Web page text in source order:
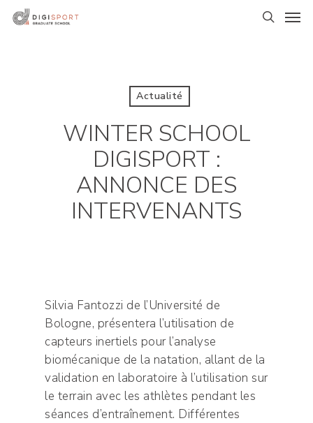
Skip
Actualité
WINTER SCHOOL
DIGISPORT :
ANNONCE DES
INTERVENANTS
Silvia Fantozzi de l’Université de
Bologne, présentera l’utilisation de
capteurs inertiels pour l’analyse
biomécanique de la natation, allant de la
validation en laboratoire à l’utilisation sur
le terrain avec les athlètes pendant les
séances d’entraînement. Différentes